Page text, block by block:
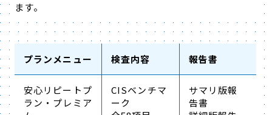
ます。
プランメニュー 検査内容 報告書
安心リピートプ
ラン・プレミア
CISベンチマ
ーク
サマリ版報
告書